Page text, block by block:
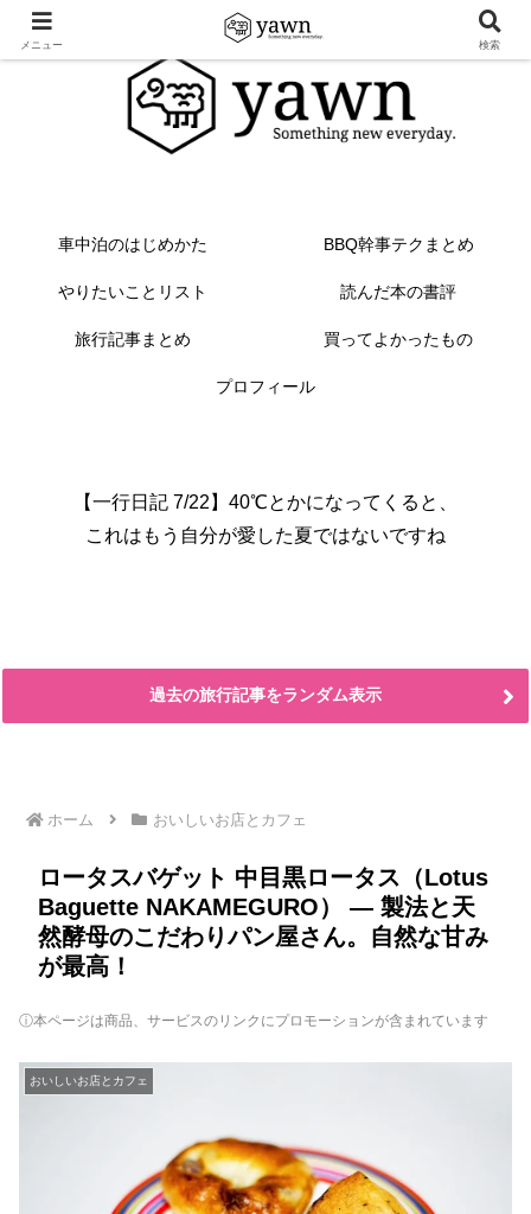
車中泊のはじめかた BBQ幹事テクまとめ
やりたいことリスト 読んだ本の書評
旅行記事まとめ 買ってよかったもの
プロフィール
【一行日記 7/22】40℃とかになってくると、
これはもう自分が愛した夏ではないですね
過去の旅行記事をランダム表示
ホーム おいしいお店とカフェ
ロータスバゲット 中目黒ロータス（Lotus
Baguette NAKAMEGURO） ― 製法と天
然酵母のこだわりパン屋さん。自然な甘み
が最高！
ⓘ本ページは商品、サービスのリンクにプロモーションが含まれています
おいしいお店とカフェ
メニュー 検索